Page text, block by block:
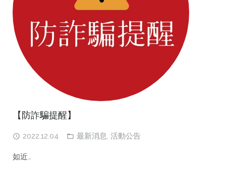
【防詐騙提醒】
2022.12.04 最新消息, 活動公告
如近…